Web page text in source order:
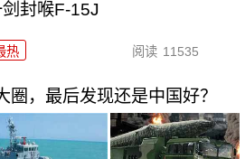
封喉F-15J
热 阅读 11535
圈，最后发现还是中国好？